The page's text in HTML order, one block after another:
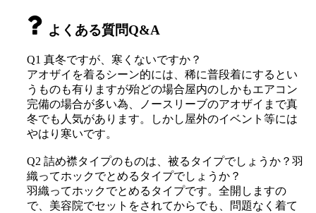
よくある質問Q&A
Q1 真冬ですが、寒くないですか？
アオザイを着るシーン的には、稀に普段着にするとい
うものも有りますが殆どの場合屋内のしかもエアコン
完備の場合が多い為、ノースリーブのアオザイまで真
冬でも人気があります。しかし屋外のイベント等には
やはり寒いです。
Q2 詰め襟タイプのものは、被るタイプでしょうか？羽
織ってホックでとめるタイプでしょうか？
羽織ってホックでとめるタイプです。全開しますの
で、美容院でセットをされてからでも、問題なく着て